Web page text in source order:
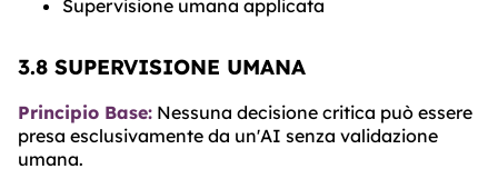
Supervisione umana applicata
3.8 SUPERVISIONE UMANA
Principio Base: Nessuna decisione critica può essere
presa esclusivamente da un'AI senza validazione
umana.